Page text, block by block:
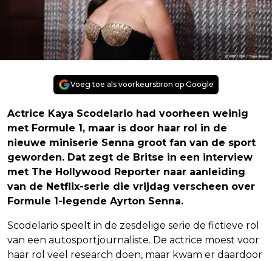
Voeg toe als voorkeursbron op Google
Actrice Kaya Scodelario had voorheen weinig
met Formule 1, maar is door haar rol in de
nieuwe miniserie Senna groot fan van de sport
geworden. Dat zegt de Britse in een interview
met The Hollywood Reporter naar aanleiding
van de Netflix-serie die vrijdag verscheen over
Formule 1-legende Ayrton Senna.
Scodelario speelt in de zesdelige serie de fictieve rol
van een autosportjournaliste. De actrice moest voor
haar rol veel research doen, maar kwam er daardoor